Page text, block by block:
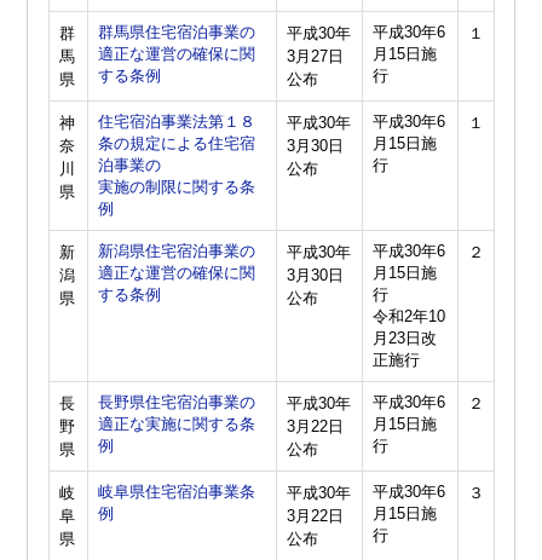
群
馬
県
群馬県住宅宿泊事業の
適正な運営の確保に関
する条例
平成30年
3月27日
公布
平成30年6
月15日施
行
１
神
奈
川
県
住宅宿泊事業法第１８
条の規定による住宅宿
泊事業の
実施の制限に関する条
例
平成30年
3月30日
公布
平成30年6
月15日施
行
１
新
潟
県
新潟県住宅宿泊事業の
適正な運営の確保に関
する条例
平成30年
3月30日
公布
平成30年6
月15日施
行
令和2年10
月23日改
正施行
２
長
野
県
長野県住宅宿泊事業の
適正な実施に関する条
例
平成30年
3月22日
公布
平成30年6
月15日施
行
２
岐
阜
県
岐阜県住宅宿泊事業条
例
平成30年
3月22日
公布
平成30年6
月15日施
行
３